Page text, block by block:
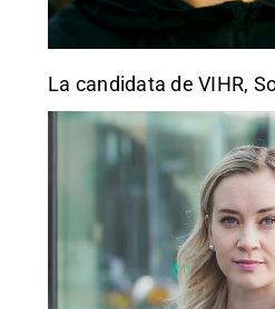
La candidata de VIHR,